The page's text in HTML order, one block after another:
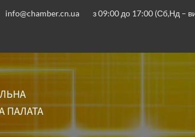
info@chamber.cn.ua з 09:00 до 17:00 (Сб,Нд –
ПАЛАТА